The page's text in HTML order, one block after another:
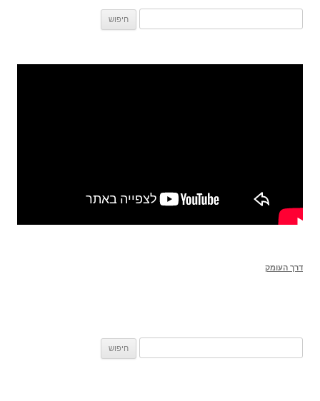
דרך העומק